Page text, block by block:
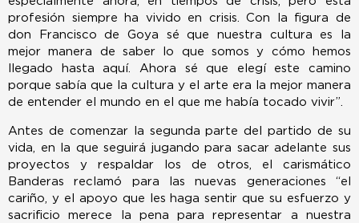
profesión siempre ha vivido en crisis. Con la figura de
don Francisco de Goya sé que nuestra cultura es la
mejor manera de saber lo que somos y cómo hemos
llegado hasta aquí. Ahora sé que elegí este camino
porque sabía que la cultura y el arte era la mejor manera
de entender el mundo en el que me había tocado vivir”.
Antes de comenzar la segunda parte del partido de su
vida, en la que seguirá jugando para sacar adelante sus
proyectos y respaldar los de otros, el carismático
Banderas reclamó para las nuevas generaciones “el
cariño, y el apoyo que les haga sentir que su esfuerzo y
sacrificio merece la pena para representar a nuestra